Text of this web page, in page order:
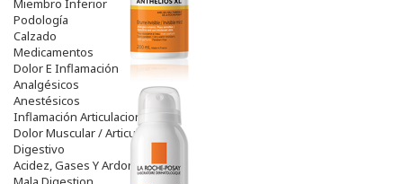
Podología
Calzado
Medicamentos
Dolor E Inflamación
Analgésicos
Anestésicos
Inflamación Articulaciones
Dolor Muscular / Articular
Digestivo
Acidez, Gases Y Ardores